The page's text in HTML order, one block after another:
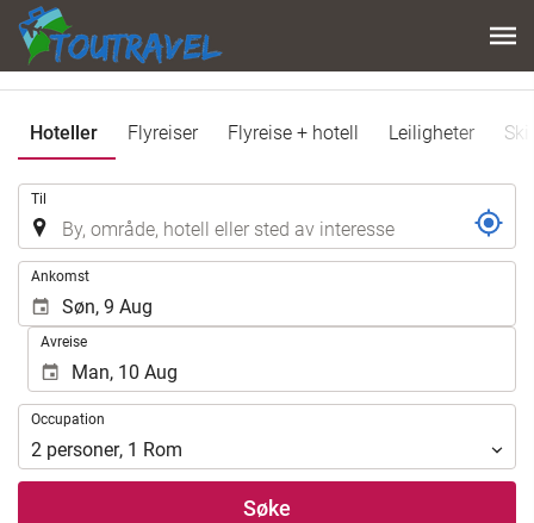
Hoteller Flyreiser Flyreise + hotell Leiligheter Ski
Til
Ankomst
Avreise
Occupation
Occupation
2 personer, 1 Rom
Søke